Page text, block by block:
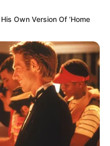
Own Version Of ‘Home